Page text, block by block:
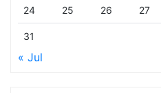
24 25 26 27
31
« Jul